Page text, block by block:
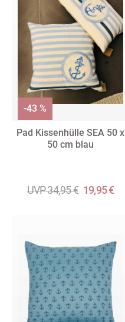
Pad Kissenhülle SEA 50 x
50 cm blau
UVP 34,95 € 19,95 €
-43 %